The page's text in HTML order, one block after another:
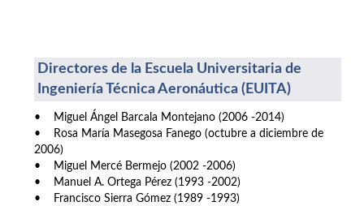
Directores de la Escuela Universitaria de
Ingeniería Técnica Aeronáutica (EUITA)
• Miguel Ángel Barcala Montejano (2006 -2014)
• Rosa María Masegosa Fanego (octubre a diciembre de
2006)
• Miguel Mercé Bermejo (2002 -2006)
• Manuel A. Ortega Pérez (1993 -2002)
• Francisco Sierra Gómez (1989 -1993)